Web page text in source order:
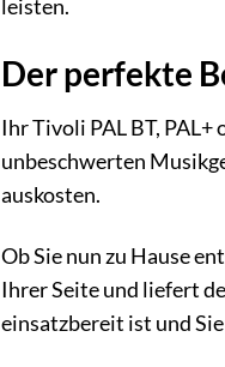
leisten.
Der perfekte
Ihr Tivoli PAL BT,
unbeschwerten
auskosten.
Ob Sie nun zu Hause
Ihrer Seite und liefert
einsatzbereit ist und